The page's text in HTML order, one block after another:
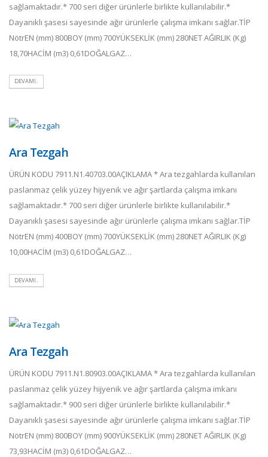
sağlamaktadır.* 700 seri diğer ürünlerle birlikte kullanılabilir.*
Dayanıklı şasesi sayesinde ağır ürünlerle çalışma imkanı sağlar.TİP
NötrEN (mm) 800BOY (mm) 700YÜKSEKLİK (mm) 280NET AĞIRLIK (Kg)
18,70HACİM (m3) 0,61DOĞALGAZ…
DEVAMI..
Ara Tezgah
ÜRÜN KODU 7911.N1.40703.00AÇIKLAMA * Ara tezgahlarda kullanılan
paslanmaz çelik yüzey hijyenik ve ağır şartlarda çalışma imkanı
sağlamaktadır.* 700 seri diğer ürünlerle birlikte kullanılabilir.*
Dayanıklı şasesi sayesinde ağır ürünlerle çalışma imkanı sağlar.TİP
NötrEN (mm) 400BOY (mm) 700YÜKSEKLİK (mm) 280NET AĞIRLIK (Kg)
10,00HACİM (m3) 0,61DOĞALGAZ…
DEVAMI..
Ara Tezgah
ÜRÜN KODU 7911.N1.80903.00AÇIKLAMA * Ara tezgahlarda kullanılan
paslanmaz çelik yüzey hijyenik ve ağır şartlarda çalışma imkanı
sağlamaktadır.* 900 seri diğer ürünlerle birlikte kullanılabilir.*
Dayanıklı şasesi sayesinde ağır ürünlerle çalışma imkanı sağlar.TİP
NötrEN (mm) 800BOY (mm) 900YÜKSEKLİK (mm) 280NET AĞIRLIK (Kg)
73,93HACİM (m3) 0,61DOĞALGAZ…